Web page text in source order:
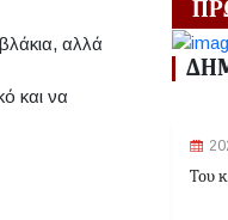
αλλά
και να
Του